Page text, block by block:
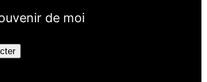
de moi